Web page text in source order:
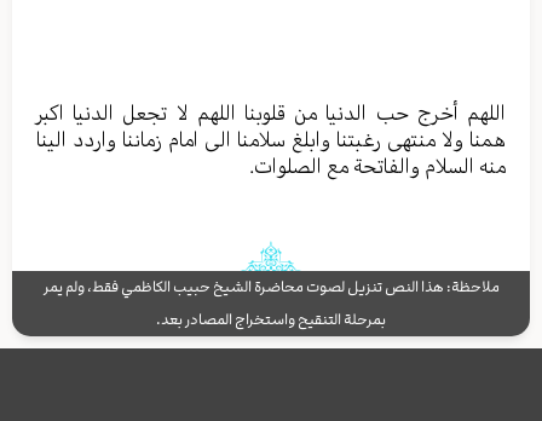
اللهم أخرج حب الدنيا من قلوبنا اللهم لا تجعل الدنيا اكبر
همنا ولا منتهى رغبتنا وابلغ سلامنا الى امام زماننا واردد الينا
منه السلام والفاتحة مع الصلوات.
ملاحظة: هذا النص تنزيل لصوت محاضرة الشيخ حبيب الكاظمي فقط، ولم يمر
بمرحلة التنقيح واستخراج المصادر بعد.